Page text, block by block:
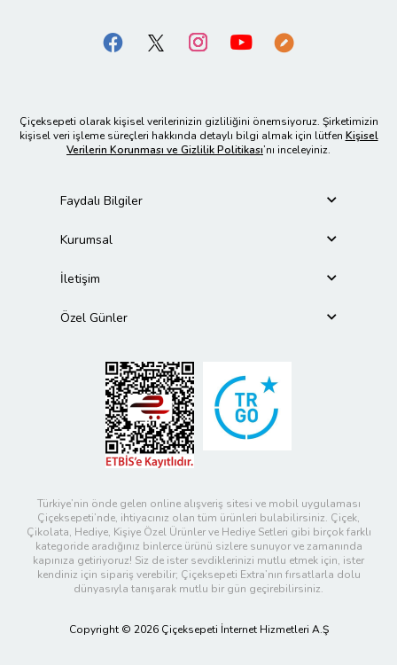
Çiçeksepeti olarak kişisel verilerinizin gizliliğini önemsiyoruz. Şirketimizin
kişisel veri işleme süreçleri hakkında detaylı bilgi almak için lütfen Kişisel
Verilerin Korunması ve Gizlilik Politikası’nı inceleyiniz.
Faydalı Bilgiler
Kurumsal
İletişim
Özel Günler
Türkiye’nin önde gelen online alışveriş sitesi ve mobil uygulaması
Çiçeksepeti’nde, ihtiyacınız olan tüm ürünleri bulabilirsiniz. Çiçek,
Çikolata, Hediye, Kişiye Özel Ürünler ve Hediye Setleri gibi birçok farklı
kategoride aradığınız binlerce ürünü sizlere sunuyor ve zamanında
kapınıza getiriyoruz! Siz de ister sevdiklerinizi mutlu etmek için, ister
kendiniz için sipariş verebilir; Çiçeksepeti Extra’nın fırsatlarla dolu
dünyasıyla tanışarak mutlu bir gün geçirebilirsiniz.
Copyright © 2026 Çiçeksepeti İnternet Hizmetleri A.Ş